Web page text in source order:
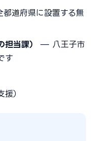
道府県に設置する無
当課）
— 八王子市
す
）